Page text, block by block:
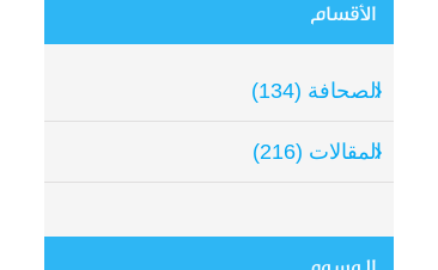
الأقسام
الصحافة (134)
المقالات (216)